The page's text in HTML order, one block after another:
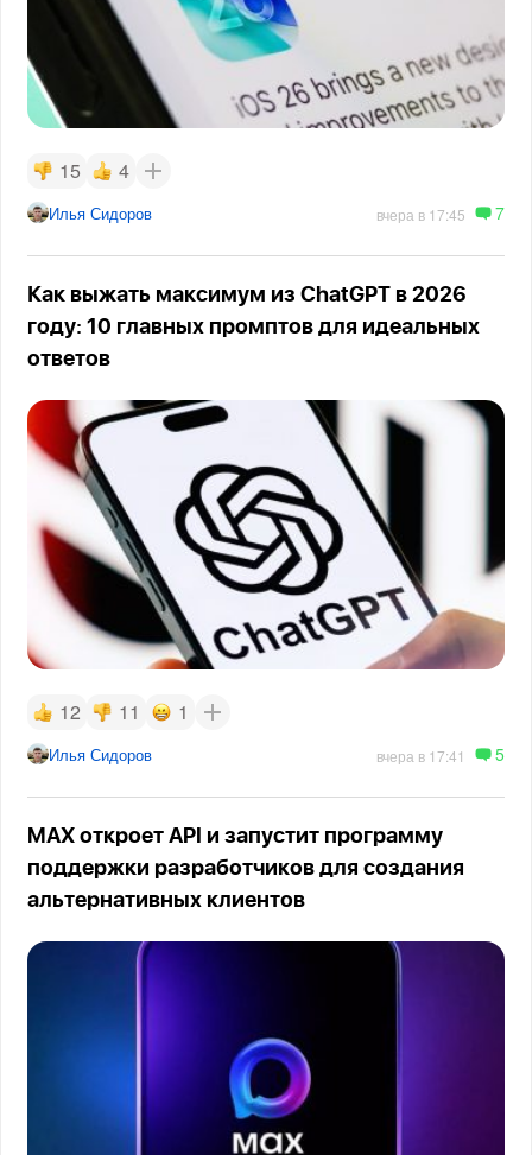
15 4
Илья Сидоров вчера в 17:45 7
Как выжать максимум из ChatGPT в 2026
году: 10 главных промптов для идеальных
ответов
12 11 1
Илья Сидоров вчера в 17:41 5
MAX откроет API и запустит программу
поддержки разработчиков для создания
альтернативных клиентов